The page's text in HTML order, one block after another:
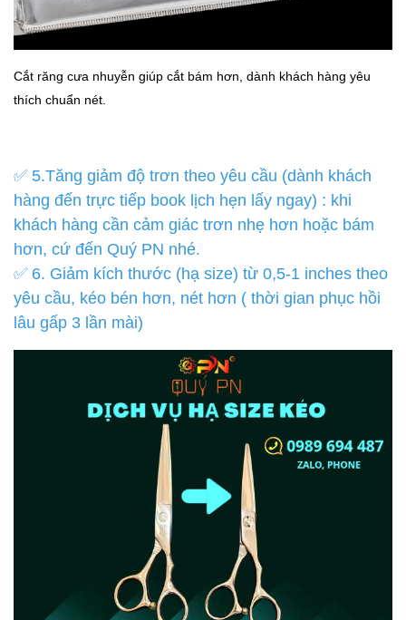
Cắt răng cưa nhuyễn giúp cắt bám hơn, dành khách hàng yêu
thích chuẩn nét.
✅ 5.Tăng giảm độ trơn theo yêu cầu (dành khách
hàng đến trực tiếp book lịch hẹn lấy ngay) : khi
khách hàng cần cảm giác trơn nhẹ hơn hoặc bám
hơn, cứ đến Quý PN nhé.
✅ 6. Giảm kích thước (hạ size) từ 0,5-1 inches theo
yêu cầu, kéo bén hơn, nét hơn ( thời gian phục hồi
lâu gấp 3 lần mài)